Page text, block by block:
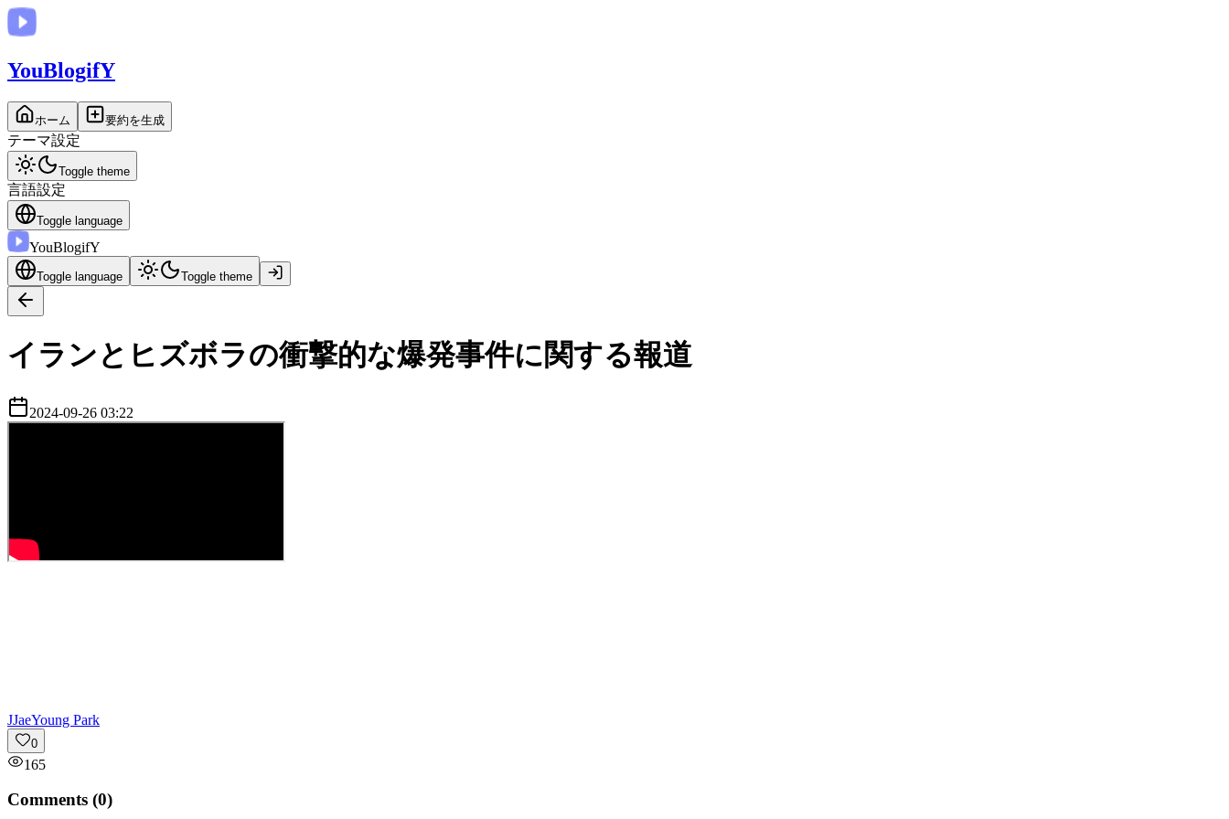
YouBlogifY
ホーム 要約を生成
テーマ設定
Toggle theme
言語設定
Toggle language
YouBlogifY
Toggle language Toggle theme
イランとヒズボラの衝撃的な爆発事件に関する報道
2024-09-26 03:22
JJaeYoung Park
0
165
Comments (0)